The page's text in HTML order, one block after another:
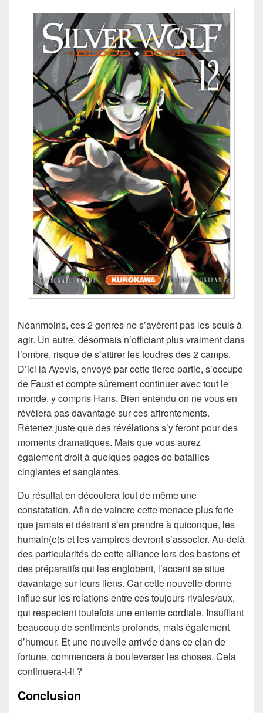
Néanmoins, ces 2 genres ne s’avèrent pas les seuls à
agir. Un autre, désormais n’officiant plus vraiment dans
l’ombre, risque de s’attirer les foudres des 2 camps.
D’ici là Ayevis, envoyé par cette tierce partie, s’occupe
de Faust et compte sûrement continuer avec tout le
monde, y compris Hans. Bien entendu on ne vous en
révèlera pas davantage sur ces affrontements.
Retenez juste que des révélations s’y feront pour des
moments dramatiques. Mais que vous aurez
également droit à quelques pages de batailles
cinglantes et sanglantes.
Du résultat en découlera tout de même une
constatation. Afin de vaincre cette menace plus forte
que jamais et désirant s’en prendre à quiconque, les
humain(e)s et les vampires devront s’associer. Au-delà
des particularités de cette alliance lors des bastons et
des préparatifs qui les englobent, l’accent se situe
davantage sur leurs liens. Car cette nouvelle donne
influe sur les relations entre ces toujours rivales/aux,
qui respectent toutefois une entente cordiale. Insufflant
beaucoup de sentiments profonds, mais également
d’humour. Et une nouvelle arrivée dans ce clan de
fortune, commencera à bouleverser les choses. Cela
continuera-t-il ?
Conclusion